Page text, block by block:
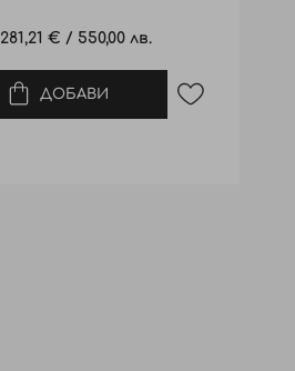
281,21 € / 550,00 лв.
ДОБАВИ